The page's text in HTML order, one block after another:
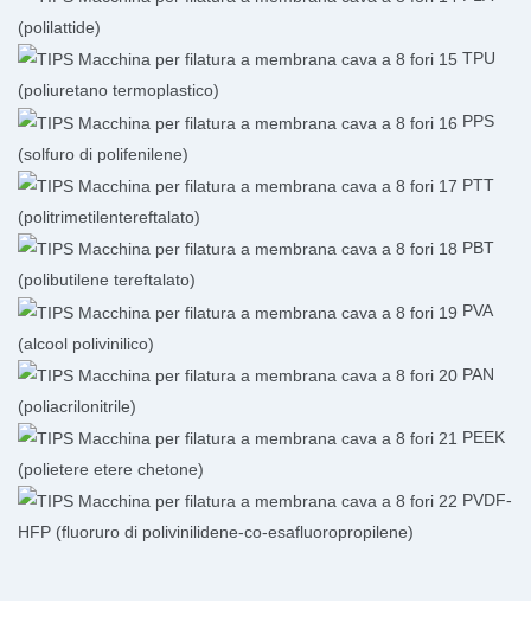
(polilattide)
TPU
(poliuretano termoplastico)
PPS
(solfuro di polifenilene)
PTT
(politrimetilentereftalato)
PBT
(polibutilene tereftalato)
PVA
(alcool polivinilico)
PAN
(poliacrilonitrile)
PEEK
(polietere etere chetone)
PVDF-
HFP (fluoruro di polivinilidene-co-esafluoropropilene)